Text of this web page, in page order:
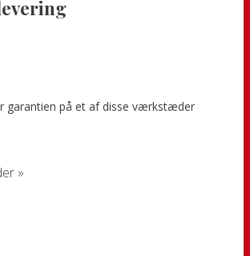
garantien på et af disse værkstæder
»